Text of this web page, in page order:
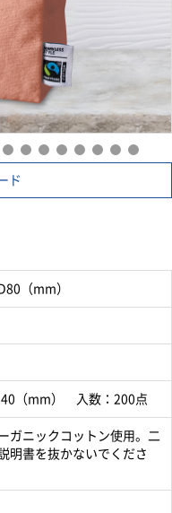
明するラベルです。
という証明書や目印のよ
ド
（mm）
（mm） 入数：200点
ガニックコットン使用。二
明書を抜かないでくださ